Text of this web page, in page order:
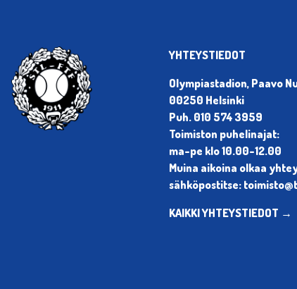
YHTEYSTIEDOT
Olympiastadion, Paavo
00250 Helsinki
Puh. 010 574 3959
Toimiston puhelinajat:
ma-pe klo 10.00-12.00
Muina aikoina olkaa
sähköpostitse:
KAIKKI YHTEYSTIEDOT →